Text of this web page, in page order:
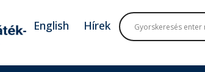
English Hírek